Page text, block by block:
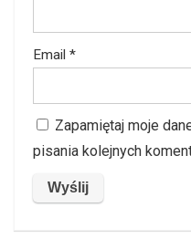
Email *
Zapamiętaj moje
pisania kolejnych